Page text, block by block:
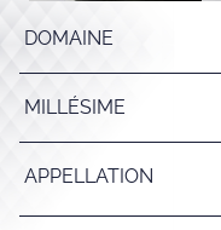
DOMAINE
MILLÉSIME
APPELLATION